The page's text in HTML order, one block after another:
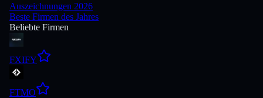
Auszeichnungen 2026
Beste Firmen des Jahres
Beliebte Firmen
FXIFY
FTMO